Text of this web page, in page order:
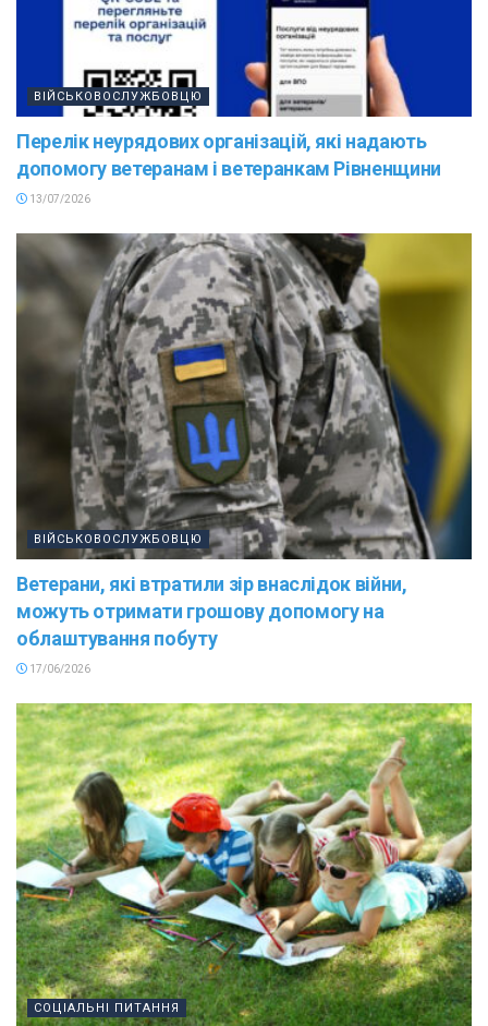
ВІЙСЬКОВОСЛУЖБОВЦЮ
Перелік неурядових організацій, які надають
допомогу ветеранам і ветеранкам Рівненщини
13/07/2026
ВІЙСЬКОВОСЛУЖБОВЦЮ
Ветерани, які втратили зір внаслідок війни,
можуть отримати грошову допомогу на
облаштування побуту
17/06/2026
СОЦІАЛЬНІ ПИТАННЯ